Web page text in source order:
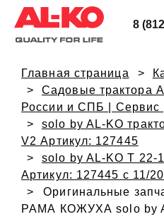
8
Главная страница
Садовые трактора
России и СПБ | Сервис
solo by AL-KO
V2 Артикул: 127445
solo by AL-KO T 22-
Артикул: 127445 с 11/
Оригинальные
РАМА КОЖУХА solo by